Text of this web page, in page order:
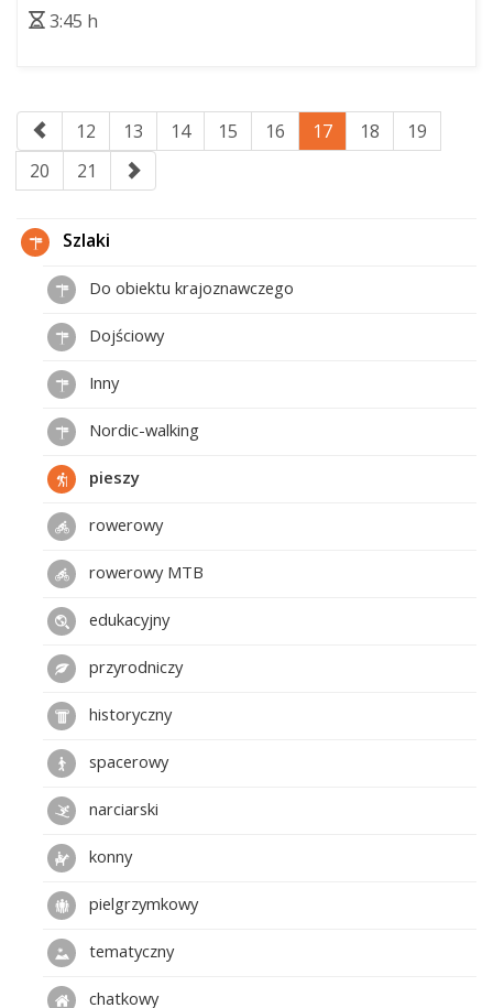
3:45 h
12 13 14 15 16 17 18
19
20
21
Szlaki
Do obiektu krajoznawczego
Dojściowy
Inny
Nordic-walking
pieszy
rowerowy
rowerowy MTB
edukacyjny
przyrodniczy
historyczny
spacerowy
narciarski
konny
pielgrzymkowy
tematyczny
chatkowy